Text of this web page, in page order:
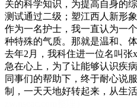
关的科学知识，为提高自身的
测试通过二级；塑江西人新形
作为一名护士，我一直认为一
种特殊的气质。那就是温和、
去年2月，我科住进一位名叫
急在心上，为了让能够认识疾
同事们的帮助下，终于耐心说
制，一天天地好转起来，从生